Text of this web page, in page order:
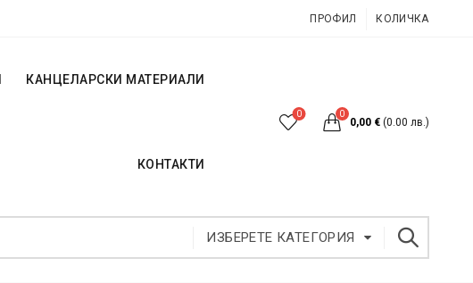
ПРОФИЛ КОЛИЧКА
КАНЦЕЛАРСКИ МАТЕРИАЛИ
КОНТАКТИ
0 0
0,00 € (0.00 лв.)
ИЗБЕРЕТЕ КАТЕГОРИЯ